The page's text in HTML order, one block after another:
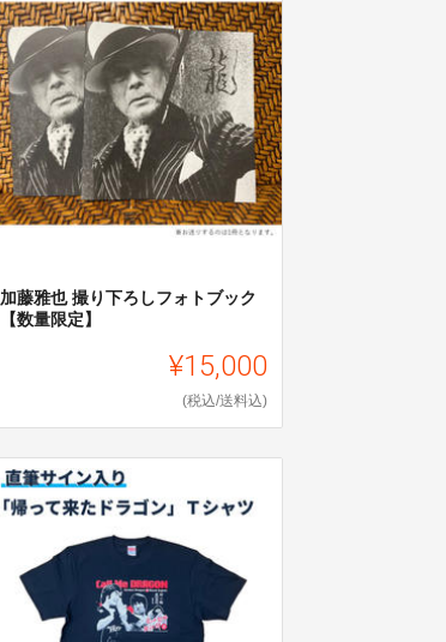
加藤雅也 撮り下ろしフォトブック
【数量限定】
¥15,000
(税込/送料込)